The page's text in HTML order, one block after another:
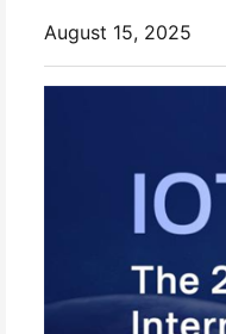
August 15, 2025